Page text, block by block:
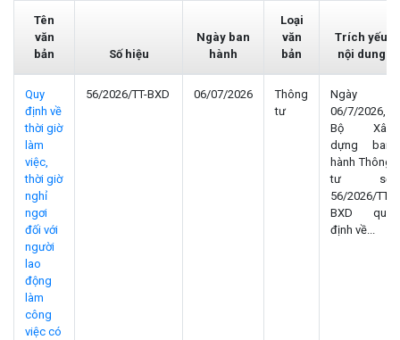
Tên
văn
bản
Số hiệu
Ngày ban
hành
Loại
văn
bản
Trích yếu
nội dung
Quy
định về
thời giờ
làm
việc,
thời giờ
nghỉ
ngơi
đối với
người
lao
động
làm
công
việc có
56/2026/TT-BXD 06/07/2026
Thông
tư
Ngày
06/7/2026,
Bộ Xây
dựng ban
hành Thông
tư số
56/2026/TT-
BXD quy
định về...